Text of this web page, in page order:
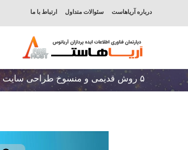
درباره آریاهاست سئوالات متداول ارتباط با ما
۵ روش قدیمی و منسوخ طراحی سایت